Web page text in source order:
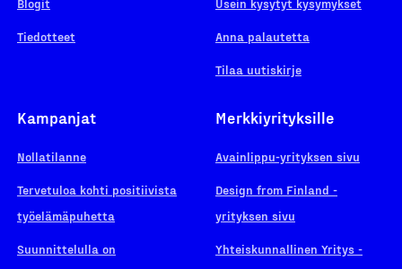
Blogit
Tiedotteet
Usein kysytyt kysymykset
Anna palautetta
Tilaa uutiskirje
Kampanjat
Nollatilanne
Tervetuloa kohti positiivista
työelämäpuhetta
Suunnittelulla on
Merkkiyrityksille
Avainlippu-yrityksen sivu
Design from Finland -
yrityksen sivu
Yhteiskunnallinen Yritys -